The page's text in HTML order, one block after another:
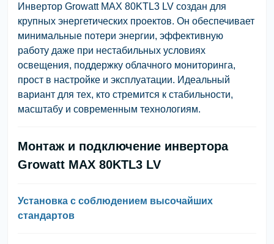
Инвертор Growatt MAX 80KTL3 LV создан для
крупных энергетических проектов. Он обеспечивает
минимальные потери энергии, эффективную
работу даже при нестабильных условиях
освещения, поддержку облачного мониторинга,
прост в настройке и эксплуатации. Идеальный
вариант для тех, кто стремится к стабильности,
масштабу и современным технологиям.
Монтаж и подключение инвертора
Growatt MAX 80KTL3 LV
Установка с соблюдением высочайших
стандартов